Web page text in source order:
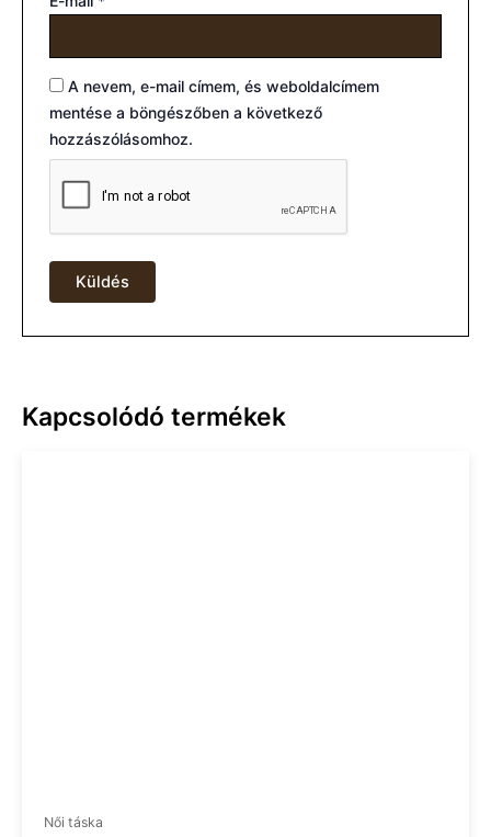
A nevem, e-mail címem, és weboldalcímem
mentése a böngészőben a következő
hozzászólásomhoz.
Kapcsolódó termékek
Női táska